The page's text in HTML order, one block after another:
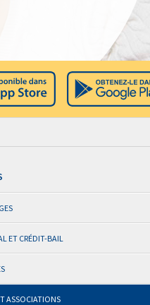
ET CRÉDIT-BAIL
ASSOCIATIONS